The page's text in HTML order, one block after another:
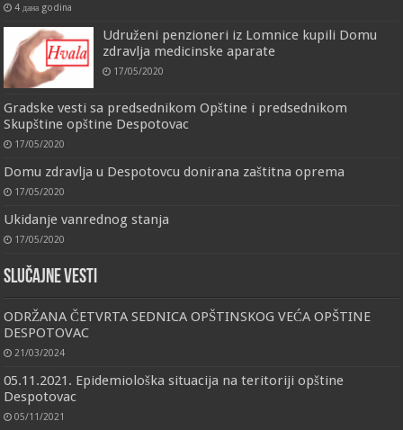
4 дана godina
Udruženi penzioneri iz Lomnice kupili Domu
zdravlja medicinske aparate
17/05/2020
Gradske vesti sa predsednikom Opštine i predsednikom
Skupštine opštine Despotovac
17/05/2020
Domu zdravlja u Despotovcu donirana zaštitna oprema
17/05/2020
Ukidanje vanrednog stanja
17/05/2020
Slučajne vesti
ODRŽANA ČETVRTA SEDNICA OPŠTINSKOG VEĆA OPŠTINE
DESPOTOVAC
21/03/2024
05.11.2021. Epidemiološka situacija na teritoriji opštine
Despotovac
05/11/2021